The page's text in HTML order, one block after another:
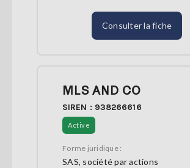
Consulter la fiche
MLS AND CO
SIREN : 938266616
Active
Forme juridique :
SAS, société par actions